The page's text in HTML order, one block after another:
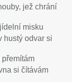
jež chrání
misku
hustý odvar si
přemítám
si čítávám